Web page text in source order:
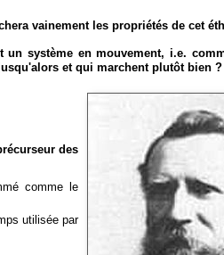
vainement les propriétés de cet
système en mouvement, i.e.
et qui marchent plutôt bien ?
des
comme le
utilisée par